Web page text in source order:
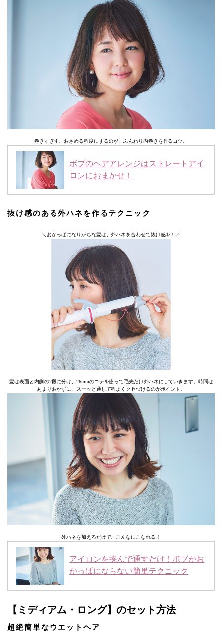
巻きすぎず、おさめる程度にするのが、ふんわり内巻きを作るコツ。
ボブのヘアアレンジはストレートアイ
ロンにおまかせ！
抜け感のある外ハネを作るテクニック
＼おかっぱになりがちな髪は、外ハネを合わせて抜け感を！／
髪は表面と内側の2段に分け、26mmのコテを使って毛先だけ外ハネにしていきます。時間は
あまりおかずに、スーッと通して程よくクセづけるのがポイント。
外ハネを加えるだけで、こんなにこなれる！
アイロンを挟んで通すだけ！ボブがお
かっぱにならない簡単テクニック
【ミディアム・ロング】のセット方法
超絶簡単なウエットヘア